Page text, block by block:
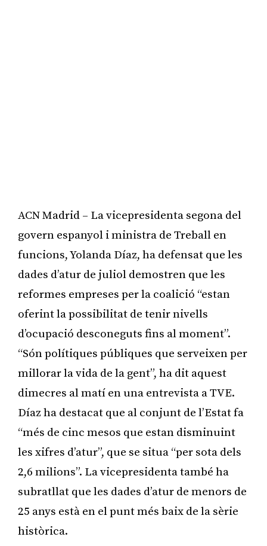
ACN Madrid – La vicepresidenta segona del
govern espanyol i ministra de Treball en
funcions, Yolanda Díaz, ha defensat que les
dades d’atur de juliol demostren que les
reformes empreses per la coalició “estan
oferint la possibilitat de tenir nivells
d’ocupació desconeguts fins al moment”.
“Són polítiques públiques que serveixen per
millorar la vida de la gent”, ha dit aquest
dimecres al matí en una entrevista a TVE.
Díaz ha destacat que al conjunt de l’Estat fa
“més de cinc mesos que estan disminuint
les xifres d’atur”, que se situa “per sota dels
2,6 milions”. La vicepresidenta també ha
subratllat que les dades d’atur de menors de
25 anys està en el punt més baix de la sèrie
històrica.